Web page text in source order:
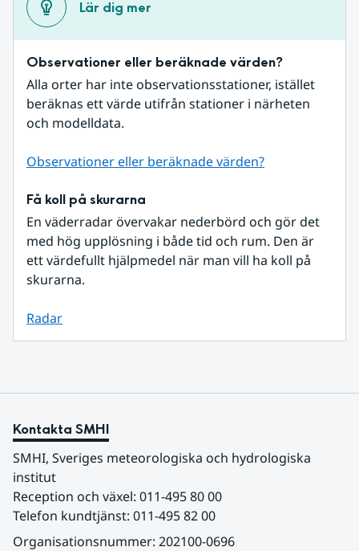
Lär dig mer
Observationer eller beräknade värden?
Alla orter har inte observationsstationer, istället
beräknas ett värde utifrån stationer i närheten
och modelldata.
Observationer eller beräknade värden?
Få koll på skurarna
En väderradar övervakar nederbörd och gör det
med hög upplösning i både tid och rum. Den är
ett värdefullt hjälpmedel när man vill ha koll på
skurarna.
Radar
Kontakta SMHI
SMHI, Sveriges meteorologiska och hydrologiska
institut
Reception och växel: 011-495 80 00
Telefon kundtjänst: 011-495 82 00
Organisationsnummer: 202100-0696